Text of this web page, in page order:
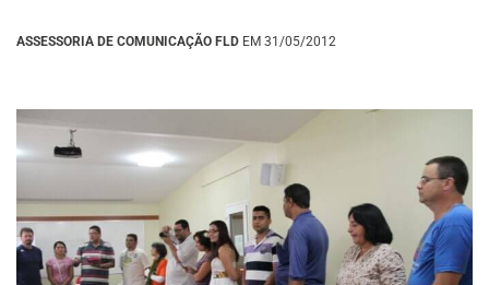
ASSESSORIA DE COMUNICAÇÃO FLD EM 31/05/2012